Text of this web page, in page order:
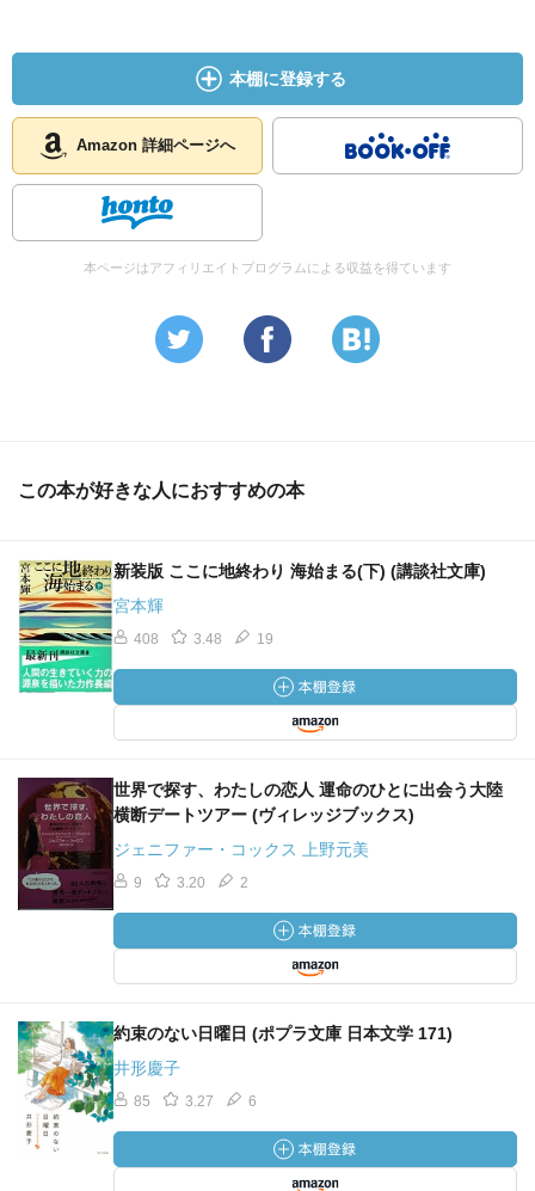
本棚に登録する
Amazon 詳細ページへ
本ページはアフィリエイトプログラムによる収益を得ています
この本が好きな人におすすめの本
新装版 ここに地終わり 海始まる(下) (講談社文庫)
宮本輝
408 3.48 19
世界で探す、わたしの恋人 運命のひとに出会う大陸
横断デートツアー (ヴィレッジブックス)
ジェニファー・コックス 上野元美
9 3.20 2
約束のない日曜日 (ポプラ文庫 日本文学 171)
井形慶子
85 3.27 6